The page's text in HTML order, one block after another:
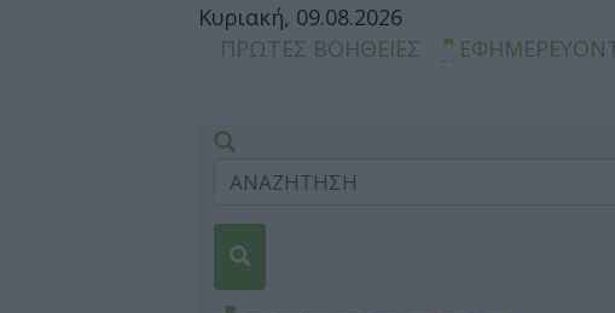
Κυριακή, 09.08.2026
ΠΡΩΤΕΣ ΒΟΗΘΕΙΕΣ